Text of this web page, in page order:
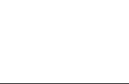
「品格足
作為通關
校園參加
生命的亮度